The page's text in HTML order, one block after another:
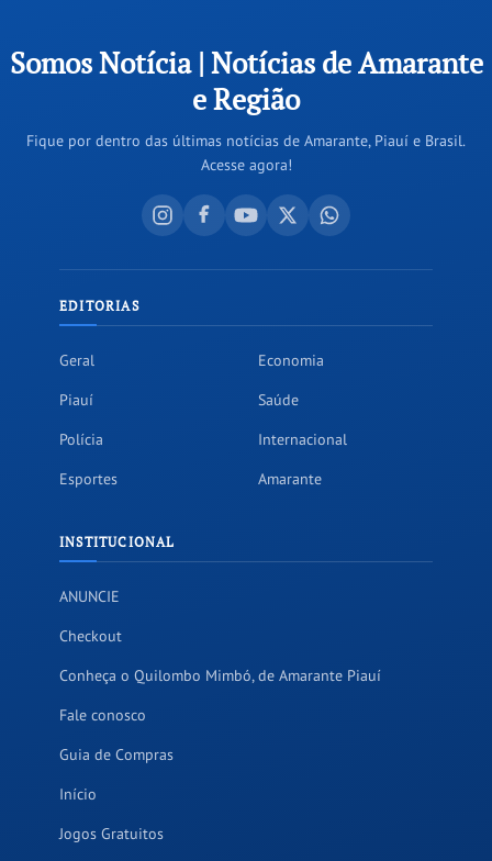
Somos Notícia | Notícias de Amarante
e Região
Fique por dentro das últimas notícias de Amarante, Piauí e Brasil.
Acesse agora!
EDITORIAS
Geral
Piauí
Polícia
Esportes
Economia
Saúde
Internacional
Amarante
INSTITUCIONAL
ANUNCIE
Checkout
Conheça o Quilombo Mimbó, de Amarante Piauí
Fale conosco
Guia de Compras
Início
Jogos Gratuitos